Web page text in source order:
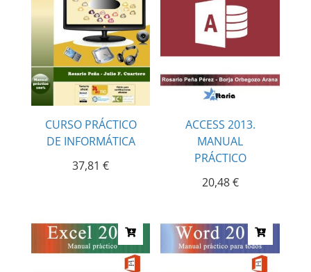
CURSO PRÁCTICO
DE INFORMÁTICA
37,81€
ACCESS 2013.
MANUAL
PRÁCTICO
20,48€